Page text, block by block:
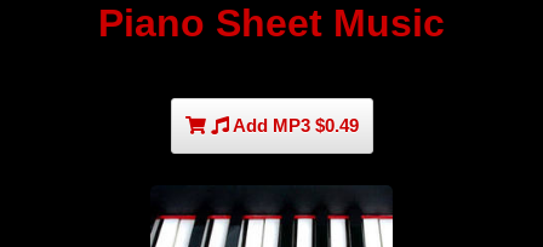
Piano Sheet Music
Add MP3 $0.49